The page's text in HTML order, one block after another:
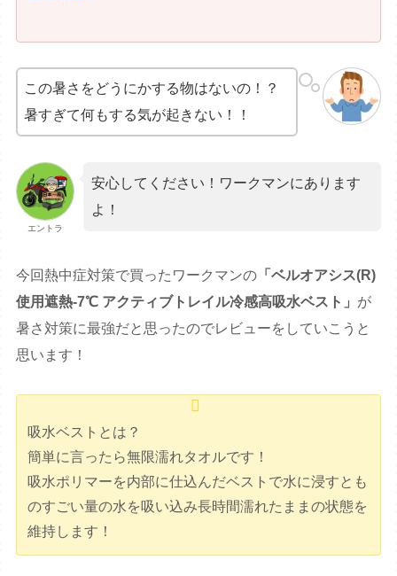
この暑さをどうにかする物はないの！？
暑すぎて何もする気が起きない！！
エントラ
安心してください！ワークマンにあります
よ！
今回熱中症対策で買ったワークマンの 「ベルオアシス(R)
使用遮熱-7℃ アクティブトレイル冷感高吸水ベスト」 が
暑さ対策に最強だと思ったのでレビューをしていこうと
思います！
吸水ベストとは？
簡単に言ったら無限濡れタオルです！
吸水ポリマーを内部に仕込んだベストで水に浸すとも
のすごい量の水を吸い込み長時間濡れたままの状態を
維持します！